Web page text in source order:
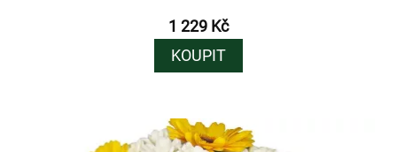
1 229 Kč
KOUPIT